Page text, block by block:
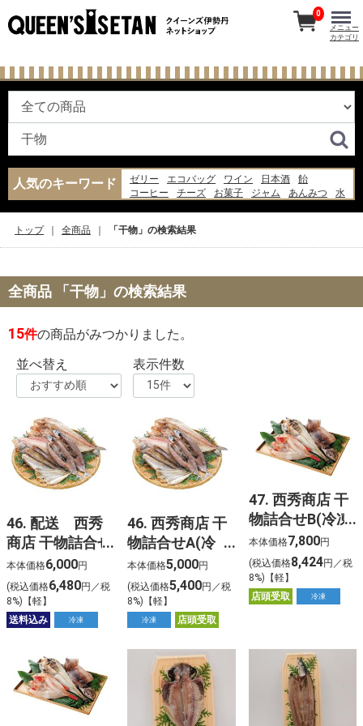
人気のキーワード ゼリー エコバッグ ワイン 日本酒
飴
コーヒー
チーズ お菓子 ジャム あんみつ
水
0
メニュー
カテゴリ
トップ 全商品 「干物」の検索結果
全商品 「干物」の検索結果
15件の商品がみつかりました。
並べ替え
表示件数
46. 配送 西秀
商店 干物詰合せ
A(冷凍)【北海
道ご予約 配送】
本体価格6,000円
(税込価格6,480円／税
8%)【軽】
送料込み
冷凍
46. 西秀商店 干
物詰合せA(冷
凍)【北海道ご予
約 店頭お渡し】
本体価格5,000円
(税込価格5,400円／税
8%)【軽】
冷凍 店頭受取
47. 西秀商店 干
物詰合せB(冷凍)
【北海道ご予約
店頭お渡し】
本体価格7,800円
(税込価格8,424円／税
8%)【軽】
店頭受取
冷凍